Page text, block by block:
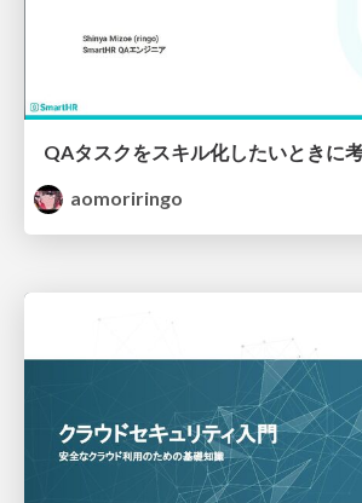
QAタスクをスキル化したいときに
aomoriringo